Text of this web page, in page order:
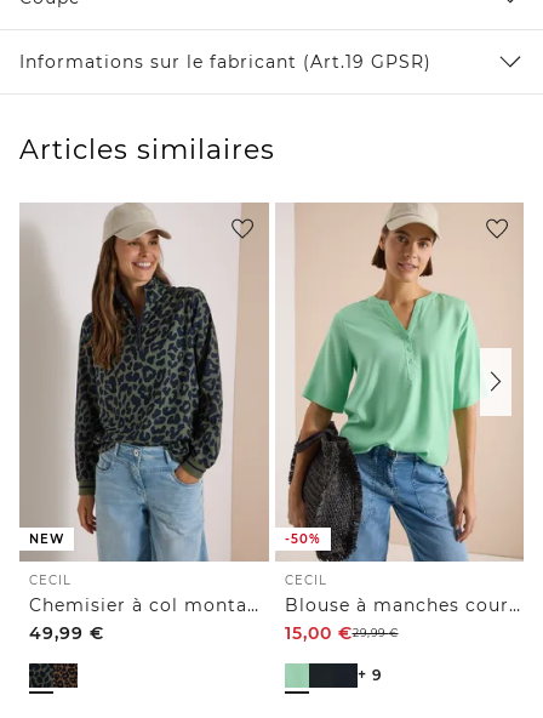
Informations sur le fabricant (Art.19 GPSR)
Articles similaires
NEW
CECIL
Chemisier à col montant zippé
49,99 €
-50%
CECIL
Blouse à manches courtes avec col fendu
15,00 €29,99€
+ 9